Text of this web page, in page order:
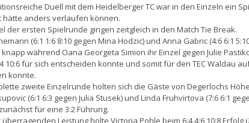
Duell mit dem Heidelberger TC war in den Einzeln ein
hätte anders verlaufen können.
der ersten Spielrunde gingen zeitgleich in den Match Tie Break.
(6:1 1:6 8:10 gegen Mina Hodzic) und Anna Gabric (4:6 6:1
während Oana Georgeta Simion ihr Einzel gegen Julie
10:6 für sich entscheiden konnte und somit für den TEC Waldau
konnte.
zweite Einzelrunde holten sich die Gäste von Degerlochs
(6:1 6:3 gegen Julia Stusek) und Linda Fruhvirtova (7:6 6:1
für eine 3:2 Führung.
Leistung holte Victoria Pohle beim 6:4 4:6 10:8